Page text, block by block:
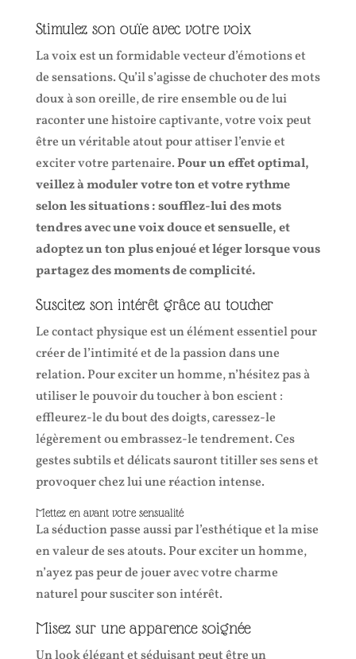
Stimulez son ouïe avec votre voix
La voix est un formidable vecteur d’émotions et
de sensations. Qu’il s’agisse de chuchoter des mots
doux à son oreille, de rire ensemble ou de lui
raconter une histoire captivante, votre voix peut
être un véritable atout pour attiser l’envie et
exciter votre partenaire.Pour un effet optimal,
veillez à moduler votre ton et votre rythme
selon les situations : soufflez-lui des mots
tendres avec une voix douce et sensuelle, et
adoptez un ton plus enjoué et léger lorsque vous
partagez des moments de complicité.
Suscitez son intérêt grâce au toucher
Le contact physique est un élément essentiel pour
créer de l’intimité et de la passion dans une
relation. Pour exciter un homme, n’hésitez pas à
utiliser le pouvoir du toucher à bon escient :
effleurez-le du bout des doigts, caressez-le
légèrement ou embrassez-le tendrement. Ces
gestes subtils et délicats sauront titiller ses sens et
provoquer chez lui une réaction intense.
Mettez en avant votre sensualité
La séduction passe aussi par l’esthétique et la mise
en valeur de ses atouts. Pour exciter un homme,
n’ayez pas peur de jouer avec votre charme
naturel pour susciter son intérêt.
Misez sur une apparence soignée